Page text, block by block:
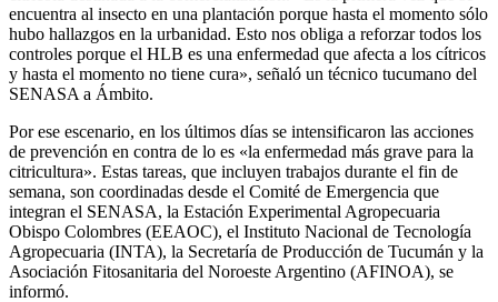
encuentra al insecto en una plantación porque hasta el momento sólo
hubo hallazgos en la urbanidad. Esto nos obliga a reforzar todos los
controles porque el HLB es una enfermedad que afecta a los cítricos
y hasta el momento no tiene cura», señaló un técnico tucumano del
SENASA a Ámbito.
Por ese escenario, en los últimos días se intensificaron las acciones
de prevención en contra de lo es «la enfermedad más grave para la
citricultura». Estas tareas, que incluyen trabajos durante el fin de
semana, son coordinadas desde el Comité de Emergencia que
integran el SENASA, la Estación Experimental Agropecuaria
Obispo Colombres (EEAOC), el Instituto Nacional de Tecnología
Agropecuaria (INTA), la Secretaría de Producción de Tucumán y la
Asociación Fitosanitaria del Noroeste Argentino (AFINOA), se
informó.